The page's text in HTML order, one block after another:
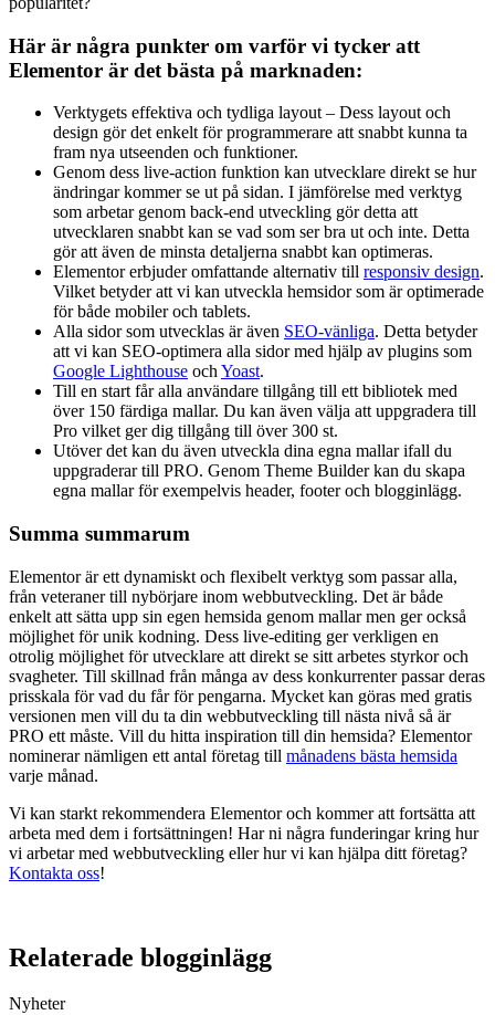
Här är några punkter om varför vi tycker att
Elementor är det bästa på marknaden:
Verktygets effektiva och tydliga layout – Dess layout och
design gör det enkelt för programmerare att snabbt kunna ta
fram nya utseenden och funktioner.
Genom dess live-action funktion kan utvecklare direkt se hur
ändringar kommer se ut på sidan. I jämförelse med verktyg
som arbetar genom back-end utveckling gör detta att
utvecklaren snabbt kan se vad som ser bra ut och inte. Detta
gör att även de minsta detaljerna snabbt kan optimeras.
Elementor erbjuder omfattande alternativ till responsiv design.
Vilket betyder att vi kan utveckla hemsidor som är optimerade
för både mobiler och tablets.
Alla sidor som utvecklas är även SEO-vänliga. Detta betyder
att vi kan SEO-optimera alla sidor med hjälp av plugins som
Google Lighthouse och Yoast.
Till en start får alla användare tillgång till ett bibliotek med
över 150 färdiga mallar. Du kan även välja att uppgradera till
Pro vilket ger dig tillgång till över 300 st.
Utöver det kan du även utveckla dina egna mallar ifall du
uppgraderar till PRO. Genom Theme Builder kan du skapa
egna mallar för exempelvis header, footer och blogginlägg.
Summa summarum
Elementor är ett dynamiskt och flexibelt verktyg som passar alla,
från veteraner till nybörjare inom webbutveckling. Det är både
enkelt att sätta upp sin egen hemsida genom mallar men ger också
möjlighet för unik kodning. Dess live-editing ger verkligen en
otrolig möjlighet för utvecklare att direkt se sitt arbetes styrkor och
svagheter. Till skillnad från många av dess konkurrenter passar deras
prisskala för vad du får för pengarna. Mycket kan göras med gratis
versionen men vill du ta din webbutveckling till nästa nivå så är
PRO ett måste. Vill du hitta inspiration till din hemsida? Elementor
nominerar nämligen ett antal företag till månadens bästa hemsida
varje månad.
Vi kan starkt rekommendera Elementor och kommer att fortsätta att
arbeta med dem i fortsättningen! Har ni några funderingar kring hur
vi arbetar med webbutveckling eller hur vi kan hjälpa ditt företag?
Kontakta oss!
Relaterade blogginlägg
Nyheter